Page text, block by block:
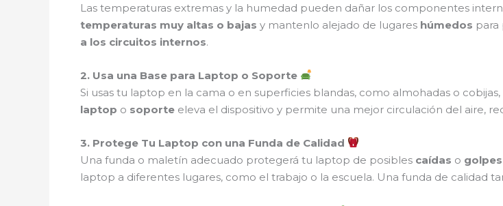
Las temperaturas extremas y la humedad pueden dañar los componentes
temperaturas muy altas o bajas y mantenlo alejado de lugares húmedos para
a los circuitos internos.
2. Usa una Base para Laptop o Soporte
Si usas tu laptop en la cama o en superficies blandas, como almohadas o
laptop o soporte eleva el dispositivo y permite una mejor circulación del aire,
3. Protege Tu Laptop con una Funda de Calidad
Una funda o maletín adecuado protegerá tu laptop de posibles caídas o
laptop a diferentes lugares, como el trabajo o la escuela. Una funda de calidad